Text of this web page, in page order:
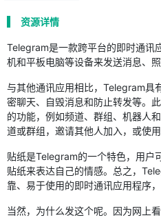
资源详情
Telegram是一款跨平台的即时通讯
机和平板电脑等设备来发送消息、
与其他通讯应用相比，Telegram具
密聊天、自毁消息和防止转发等。
的功能，例如频道、群组、机器人
道或群组，邀请其他人加入，或使
贴纸是Telegram的一个特色，用户
贴纸来表达自己的情感。总之，
靠、易于使用的即时通讯应用程序
当然，为什么发这个呢。因为网上